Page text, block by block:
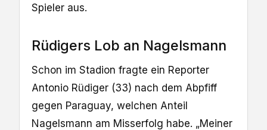
Spieler aus.
Rüdigers Lob an Nagelsmann
Schon im Stadion fragte ein Reporter
Antonio Rüdiger (33) nach dem Abpfiff
gegen Paraguay, welchen Anteil
Nagelsmann am Misserfolg habe. „Meiner